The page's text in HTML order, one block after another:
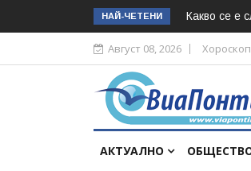
НАЙ-ЧЕТЕНИ Какво се е
Август 08, 2026 Хороскоп
АКТУАЛНО